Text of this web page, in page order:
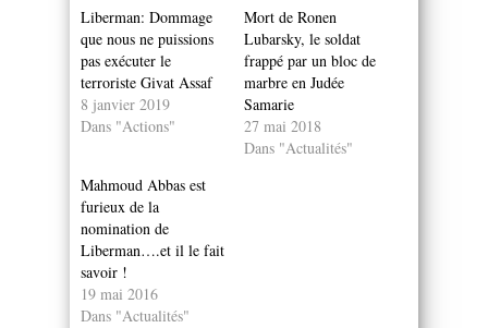
Liberman: Dommage
que nous ne puissions
pas exécuter le
terroriste Givat Assaf
8 janvier 2019
Dans "Actions"
Mort de Ronen
Lubarsky, le soldat
frappé par un bloc de
marbre en Judée
Samarie
27 mai 2018
Dans "Actualités"
Mahmoud Abbas est
furieux de la
nomination de
Liberman….et il le fait
savoir !
19 mai 2016
Dans "Actualités"